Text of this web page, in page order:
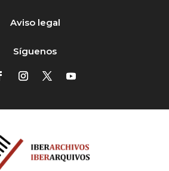
Aviso legal
Síguenos